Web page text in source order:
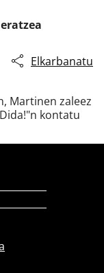
Elkarbanatu
Martinen zaleez
kontatu